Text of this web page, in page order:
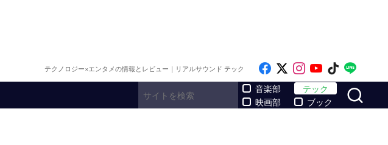
テクノロジー×エンタメの情報とレビュー｜リアルサウンド テック Like on Facebook
Follow on x
Follow on
Follow on
Follow
音楽部
映画部
テック
ブック